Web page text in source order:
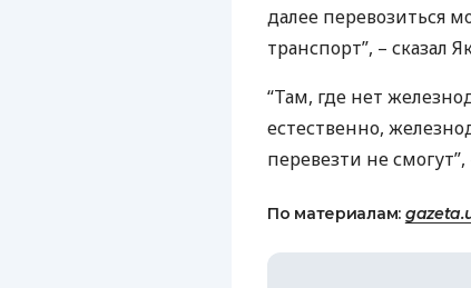
далее перевозиться
транспорт”, – сказал
“Там, где нет
естественно,
перевезти не
По материалам: